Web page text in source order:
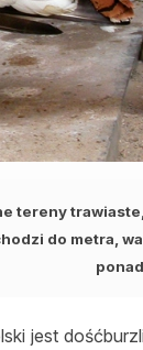
tereny
do metra,
jest